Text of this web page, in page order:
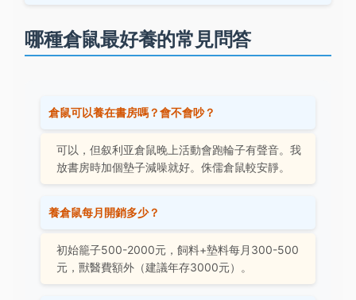
哪種倉鼠最好養的常見問答
倉鼠可以養在書房嗎？會不會吵？
可以，但叙利亚倉鼠晚上活動會跑輪子有聲音。我
放書房時加個墊子減噪就好。侏儒倉鼠較安靜。
養倉鼠每月開銷多少？
初始籠子500-2000元，飼料+墊料每月300-500
元，獸醫費額外（建議年存3000元）。